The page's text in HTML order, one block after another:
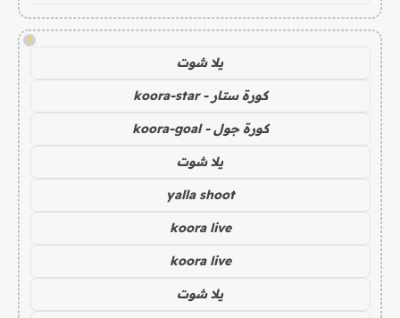
!
يلا شوت
كورة ستار - koora-star
كورة جول - koora-goal
يلا شوت
yalla shoot
koora live
koora live
يلا شوت